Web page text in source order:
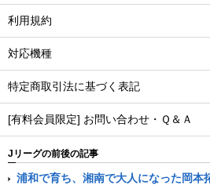
利用規約
対応機種
特定商取引法に基づく表記
[有料会員限定] お問い合わせ・Ｑ＆Ａ
Jリーグの前後の記事
浦和で育ち、湘南で大人になった岡本